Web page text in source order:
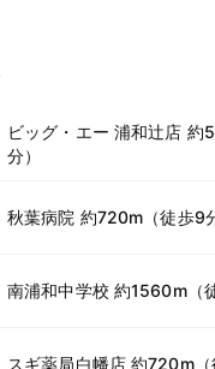
ビッグ・エー 浦和辻店 約
分）
秋葉病院 約720m（徒歩9
南浦和中学校 約1560m（
スギ薬局白幡店 約720m（